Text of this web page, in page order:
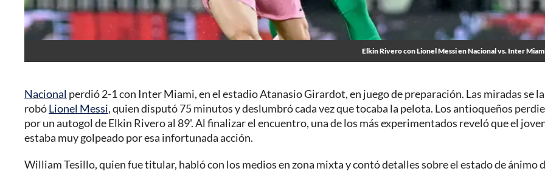
Elkin Rivero con Lionel Messi en Nacional vs. Inter
Nacional perdió 2-1 con Inter Miami, en el estadio Atanasio Girardot, en juego de preparación. Las miradas se
robóLionel Messi, quien disputó 75 minutos y deslumbró cada vez que tocaba la pelota. Los antioqueños
por un autogol de Elkin Rivero al 89'. Al finalizar el encuentro, una de los más experimentados reveló que el
estaba muy golpeado por esa infortunada acción.
William Tesillo, quien fue titular, habló con los medios en zona mixta y contó detalles sobre el estado de ánimo